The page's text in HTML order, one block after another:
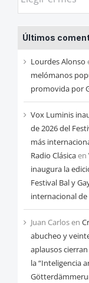
entradas
de
cada
mes
Últimos
Lourdes Alonso
melómanos
promovida por
Vox Luminis
de 2026 del
más
Radio Clásicaen
inaugura la
Festival Bal y
internacional
Juan Carlosen
abucheo y
aplausos
la “Inteligencia